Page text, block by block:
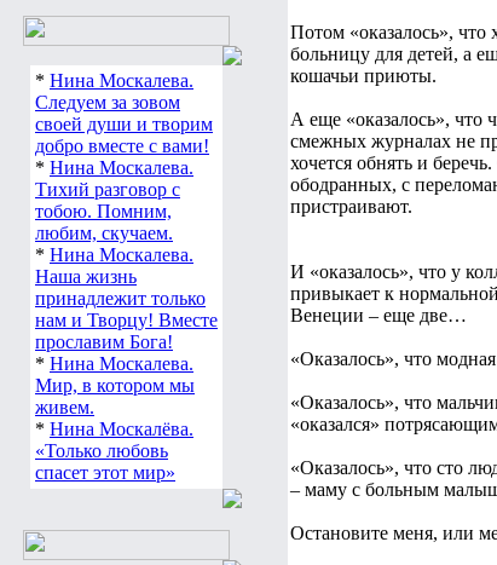
* Нина Москалева.
Следуем за зовом
своей души и творим
добро вместе с вами!
* Нина Москалева.
Тихий разговор с
тобою. Помним,
любим, скучаем.
* Нина Москалева.
Наша жизнь
принадлежит только
нам и Творцу! Вместе
прославим Бога!
* Нина Москалева.
Мир, в котором мы
живем.
* Нина Москалёва.
«Только любовь
спасет этот мир»
Потом «оказалось», что
больницу для детей, а
кошачьи приюты.
А еще «оказалось», что
смежных журналах не
хочется обнять и
ободранных, с
пристраивают.
И «оказалось», что у
привыкает к
Венеции – еще две…
«Оказалось», что
«Оказалось», что
«оказался»
«Оказалось», что сто
– маму с больным
Остановите меня, или